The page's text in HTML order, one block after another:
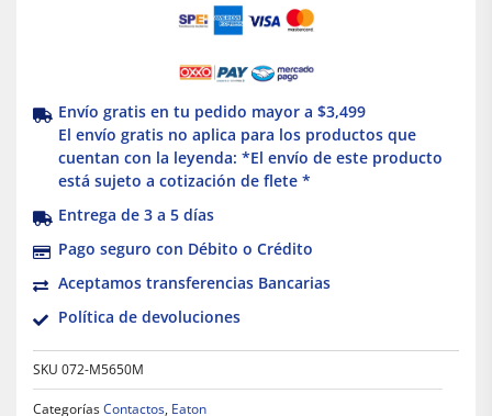
Envío gratis en tu pedido mayor a $3,499
El envío gratis no aplica para los productos que
cuentan con la leyenda: *El envío de este producto
está sujeto a cotización de flete *
Entrega de 3 a 5 días
Pago seguro con Débito o Crédito
Aceptamos transferencias Bancarias
Política de devoluciones
SKU 072-M5650M
CategoríasContactos, Eaton